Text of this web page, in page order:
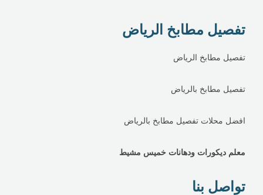
تفصيل مطابخ الرياض
تفصيل مطابخ الرياض
تفصيل مطابخ بالرياض
افضل محلات تفصيل مطابخ بالرياض
معلم ديكورات ودهانات خميس مشيط
تواصل بنا